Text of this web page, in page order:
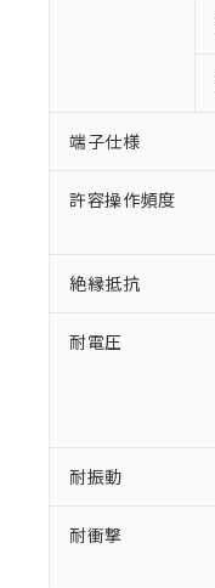
端子仕様
許容操作頻度
絶縁抵抗
耐電圧
耐振動
耐衝撃